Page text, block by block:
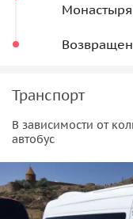
Транспорт
В зависимости от
автобус